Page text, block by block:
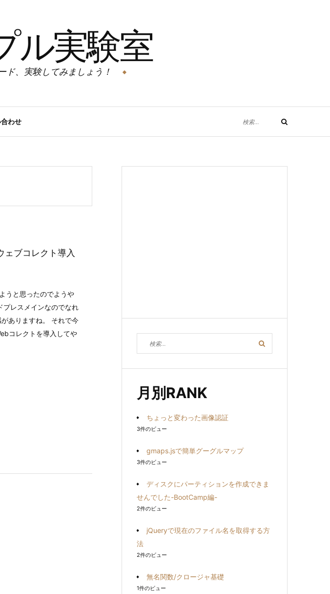
ル実験室
ド、実験してみましょう！
わせ
索
対
ェブコレクト導入
うと思ったのでようや
プレスメインなのでなれ
ありますね。 それで今
コレクトを導入してや
索
検
索
月別RANK
ちょっと変わった画像認証
3件のビュー
gmaps.jsで簡単グーグルマップ
3件のビュー
ディスクにパーティションを作成できま
せんでした-BootCamp編-
2件のビュー
jQueryで現在のファイル名を取得する方
法
2件のビュー
無名関数/クロージャ基礎
1件のビュー